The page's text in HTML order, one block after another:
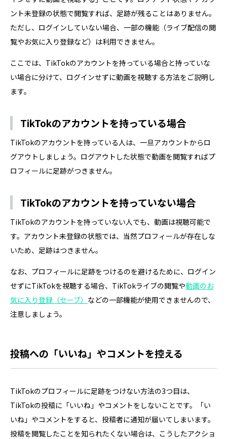
ント未登録の状態で閲覧すれば、足跡が残ることはありません。
ただし、ログインしていない場合、一部の機能（ライブ配信の閲
覧やお気に入り登録など）は利用できません。
ここでは、TikTokのアカウントを持っている場合と持っていな
い場合に分けて、ログインせずに動画を視聴する方法をご説明し
ます。
TikTokのアカウントを持っている場合
TikTokのアカウントを持っている人は、一旦アカウントからロ
グアウトしましょう。ログアウトした状態で動画を閲覧すればプ
ロフィールに足跡がつきません。
TikTokのアカウントを持っていない場合
TikTokのアカウントを持っていない人でも、動画は視聴可能で
す。アカウント未登録の状態では、当然プロフィールが存在しな
いため、足跡はつきません。
なお、プロフィールに足跡をつけるのを避けるために、ログイン
せずにTikTokを視聴する場合、TikTokライブの閲覧や動画のお
気に入り登録（セーブ） などの一部機能が使用できませんので、
注意しましょう。
投稿への「いいね」やコメントを控える
TikTokのプロフィールに足跡をつけない方法の3つ目は、
TikTokの投稿に「いいね」やコメントをしないことです。「い
いね」やコメントをすると、投稿者に通知が届いてしまいます。
投稿を閲覧したことを知られたくない場合は、こうしたアクショ